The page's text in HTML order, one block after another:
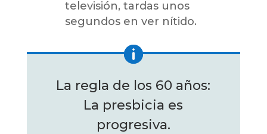
televisión, tardas unos
segundos en ver nítido.
La regla de los 60 años:
La presbicia es
progresiva.